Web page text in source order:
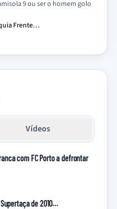
9 ou ser o homem golo
Frente…
Vídeos
com FC Porto a defrontar
de 2010…